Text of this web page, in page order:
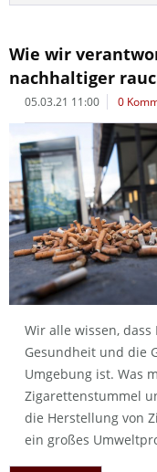
Wie wir
nachhaltiger
05.03.21 11:00 0
Wir alle wissen,
Gesundheit und die
Umgebung ist. Was
Zigarettenstummel
die Herstellung von
ein großes